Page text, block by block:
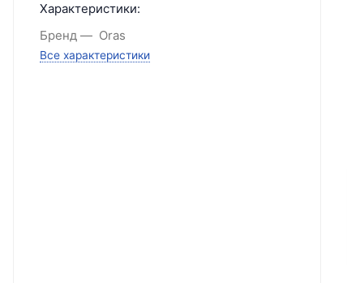
Характеристики:
Бренд
Oras
Все характеристики